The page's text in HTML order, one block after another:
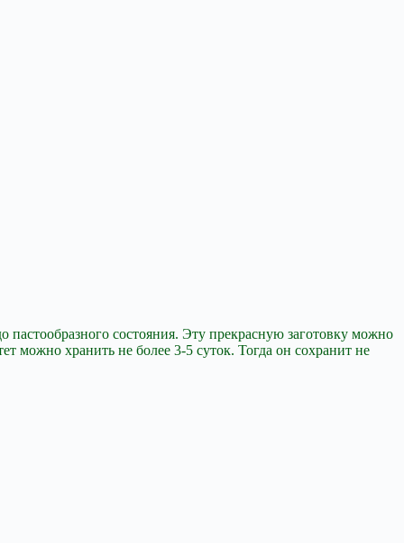
пастообразного состояния. Эту прекрасную заготовку можно
можно хранить не более 3-5 суток. Тогда он сохранит не